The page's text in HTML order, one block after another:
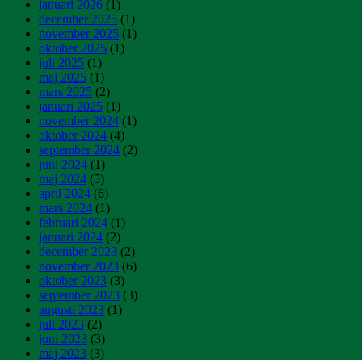
januari 2026 (1)
december 2025 (1)
november 2025 (1)
oktober 2025 (1)
juli 2025 (1)
maj 2025 (1)
mars 2025 (2)
januari 2025 (1)
november 2024 (1)
oktober 2024 (4)
september 2024 (2)
juni 2024 (1)
maj 2024 (5)
april 2024 (6)
mars 2024 (1)
februari 2024 (1)
januari 2024 (2)
december 2023 (2)
november 2023 (6)
oktober 2023 (3)
september 2023 (3)
augusti 2023 (1)
juli 2023 (2)
juni 2023 (3)
maj 2023 (3)